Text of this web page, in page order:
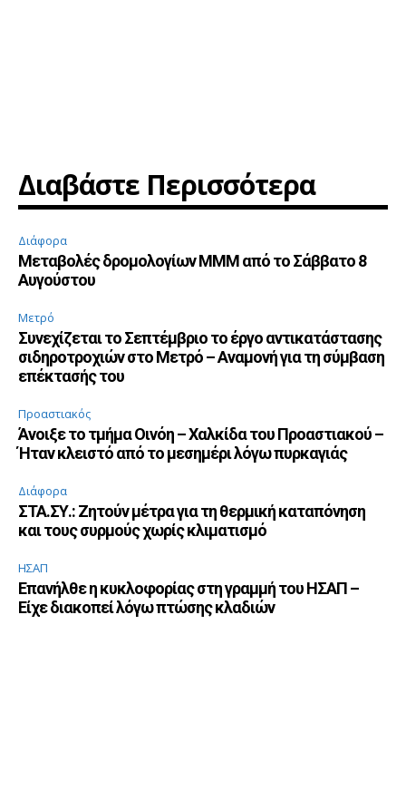
Διαβάστε Περισσότερα
Διάφορα
Μεταβολές δρομολογίων ΜΜΜ από το Σάββατο 8
Αυγούστου
Μετρό
Συνεχίζεται το Σεπτέμβριο το έργο αντικατάστασης
σιδηροτροχιών στο Μετρό – Αναμονή για τη σύμβαση
επέκτασής του
Προαστιακός
Άνοιξε το τμήμα Οινόη – Χαλκίδα του Προαστιακού –
Ήταν κλειστό από το μεσημέρι λόγω πυρκαγιάς
Διάφορα
ΣΤΑ.ΣΥ.: Ζητούν μέτρα για τη θερμική καταπόνηση
και τους συρμούς χωρίς κλιματισμό
ΗΣΑΠ
Επανήλθε η κυκλοφορίας στη γραμμή του ΗΣΑΠ –
Είχε διακοπεί λόγω πτώσης κλαδιών